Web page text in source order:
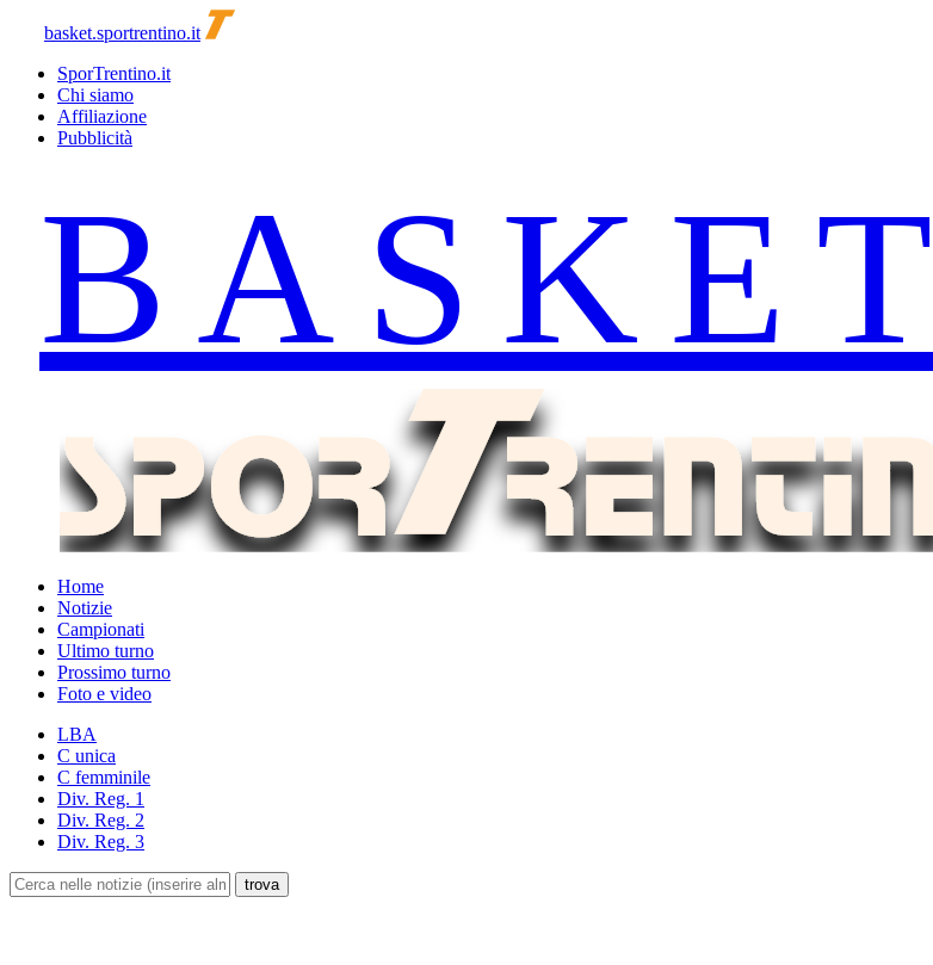
basket.sportrentino.it
SporTrentino.it
Chi siamo
Affiliazione
Pubblicità
Home
Notizie
Campionati
Ultimo turno
Prossimo turno
Foto e video
LBA
C unica
C femminile
Div. Reg. 1
Div. Reg. 2
Div. Reg. 3